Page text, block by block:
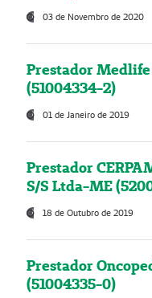
03 de Novembro de 2020
Prestador Medlife
(51004334-2)
01 de Janeiro de 2019
Prestador
S/S Ltda-ME
18 de Outubro de 2019
Prestador
(51004335-0)